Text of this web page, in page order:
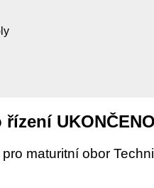
UKONČENO
maturitní obor